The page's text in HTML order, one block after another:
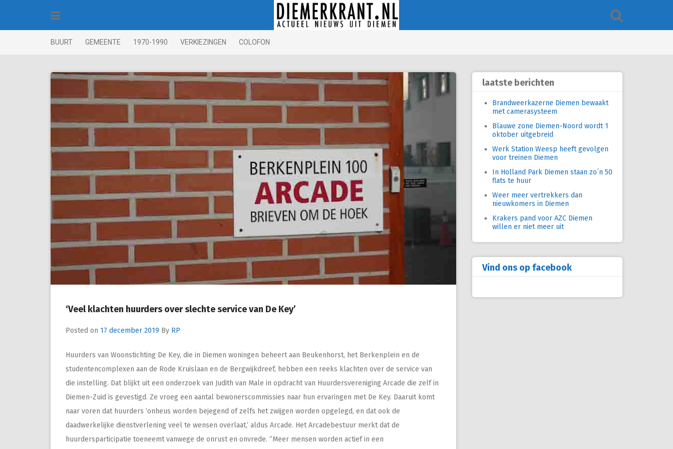
BUURT GEMEENTE 1970-1990 VERKIEZINGEN COLOFON
‘Veel klachten huurders over slechte service van De Key’
Posted on 17 december 2019 By RP
Huurders van Woonstichting De Key, die in Diemen woningen beheert aan Beukenhorst, het Berkenplein en de
studentencomplexen aan de Rode Kruislaan en de Bergwijkdreef, hebben een reeks klachten over de service van
die instelling. Dat blijkt uit een onderzoek van Judith van Male in opdracht van Huurdersvereniging Arcade die zelf in
Diemen-Zuid is gevestigd. Ze vroeg een aantal bewonerscommissies naar hun ervaringen met De Key. Daaruit komt
naar voren dat huurders ‘onheus worden bejegend of zelfs het zwijgen worden opgelegd, en dat ook de
daadwerkelijke dienstverlening veel te wensen overlaat,’ aldus Arcade. Het Arcadebestuur merkt dat de
huurdersparticipatie toeneemt vanwege de onrust en onvrede. ‘’Meer mensen worden actief in een
laatste berichten
Brandweerkazerne Diemen bewaakt
met camerasysteem
Blauwe zone Diemen-Noord wordt 1
oktober uitgebreid
Werk Station Weesp heeft gevolgen
voor treinen Diemen
In Holland Park Diemen staan zo´n 50
flats te huur
Weer meer vertrekkers dan
nieuwkomers in Diemen
Krakers pand voor AZC Diemen
willen er niet meer uit
Vind ons op facebook